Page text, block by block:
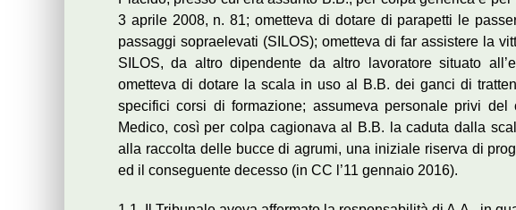
3 aprile 2008, n. 81; ometteva di dotare di parapetti le
passaggi sopraelevati (SILOS); ometteva di far assistere la
SILOS, da altro dipendente da altro lavoratore situato
ometteva di dotare la scala in uso al B.B. dei ganci di
specifici corsi di formazione; assumeva personale privi del
Medico, così per colpa cagionava al B.B. la caduta dalla
alla raccolta delle bucce di agrumi, una iniziale riserva di
ed il conseguente decesso (in CC l’11 gennaio 2016).